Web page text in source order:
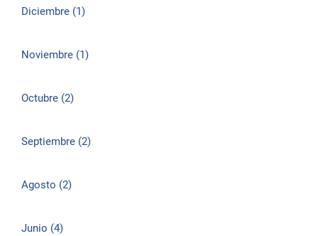
Diciembre (1)
Noviembre (1)
Octubre (2)
Septiembre (2)
Agosto (2)
Junio (4)